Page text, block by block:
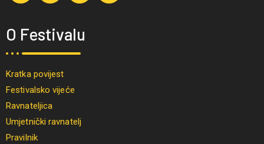
O Festivalu
Kratka povijest
Festivalsko vijeće
Ravnateljica
Umjetnički ravnatelj
Pravilnik